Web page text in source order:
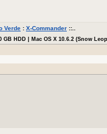
Verde : X-Commander ::..
HDD | Mac OS X 10.6.2 (Snow